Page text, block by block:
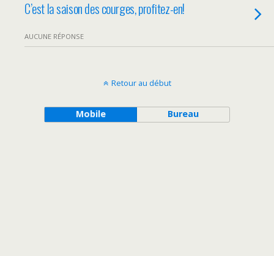
C’est la saison des courges, profitez-en!
AUCUNE RÉPONSE
Retour au début
Mobile Bureau